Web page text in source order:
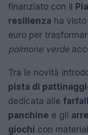
finanziato con il
resilienza ha
euro per
polmone verde
Tra le novità
pista di
dedicata alle
panchine e gli
giochi con